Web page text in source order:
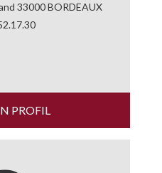
33000 BORDEAUX
PROFIL